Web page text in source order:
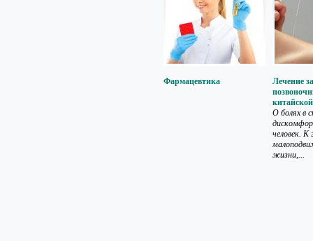
Фармацевтика
Лечение
О болях в
человек.
жизни,...